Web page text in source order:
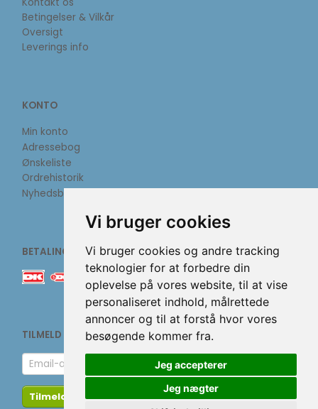
Vi bruger cookies
Vi bruger cookies og andre tracking
teknologier for at forbedre din
oplevelse på vores website, til at vise
personaliseret indhold, målrettede
annoncer og til at forstå hvor vores
besøgende kommer fra.
Jeg accepterer
Jeg nægter
Betingelser & Vilkår
Oversigt
Leverings info
KONTO
Min konto
Adressebog
Ønskeliste
Ordrehistorik
Nyhedsbrev
BETALINGSMETODER
TILMELD NYHEDSBREV
Email-
adresse
Tilmeld
Afmeld